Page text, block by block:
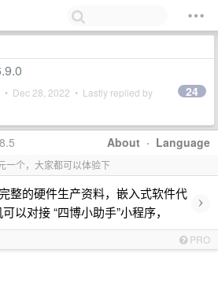
• Dec 28, 2022 • Lastly replied by 24
About · Language
一个，大家都可以体验下
整的硬件生产资料，嵌入式软件代
以对接 “四博小助手”小程序，
›
PRO